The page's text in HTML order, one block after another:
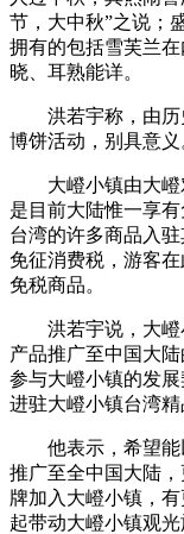
节，大中秋”之说；
拥有的包括雪芙兰
晓、耳熟能详。
洪若宇称，由历
博饼活动，别具意义
大嶝小镇由大嶝
是目前大陆惟一享
台湾的许多商品入
免征消费税，游客
免税商品。
洪若宇说，大嶝
产品推广至中国大
参与大嶝小镇的发
进驻大嶝小镇台湾精
他表示，希望能
推广至全中国大陆
牌加入大嶝小镇，
起带动大嶝小镇观光